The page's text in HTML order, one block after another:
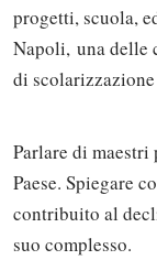
progetti, scuola,
Napoli, una delle
di
Parlare di
Paese. Spiegare
contribuito al
suo complesso.